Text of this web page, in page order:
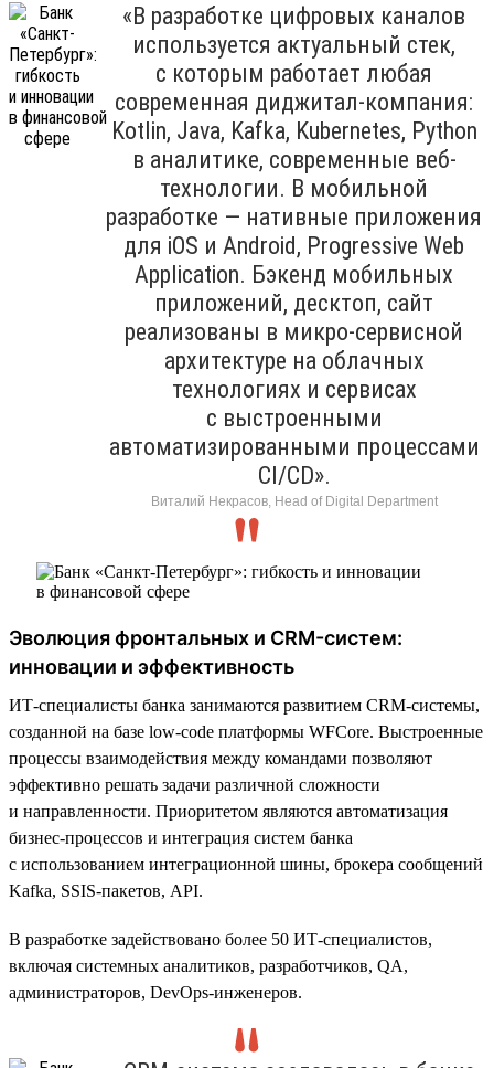
«В разработке цифровых каналов
используется актуальный стек,
с которым работает любая
современная диджитал-компания:
Kotlin, Java, Kafka, Kubernetes, Python
в аналитике, современные веб-
технологии. В мобильной
разработке — нативные приложения
для iOS и Android, Progressive Web
Application. Бэкенд мобильных
приложений, десктоп, сайт
реализованы в микро-сервисной
архитектуре на облачных
технологиях и сервисах
с выстроенными
автоматизированными процессами
CI/CD».
Виталий Некрасов, Head of Digital Department
Эволюция фронтальных и CRM-систем:
инновации и эффективность
ИТ-специалисты банка занимаются развитием CRM-системы,
созданной на базе low-code платформы WFСore. Выстроенные
процессы взаимодействия между командами позволяют
эффективно решать задачи различной сложности
и направленности. Приоритетом являются автоматизация
бизнес-процессов и интеграция систем банка
с использованием интеграционной шины, брокера сообщений
Kafka, SSIS-пакетов, API.
В разработке задействовано более 50 ИТ-специалистов,
включая системных аналитиков, разработчиков, QA,
администраторов, DevOps-инженеров.